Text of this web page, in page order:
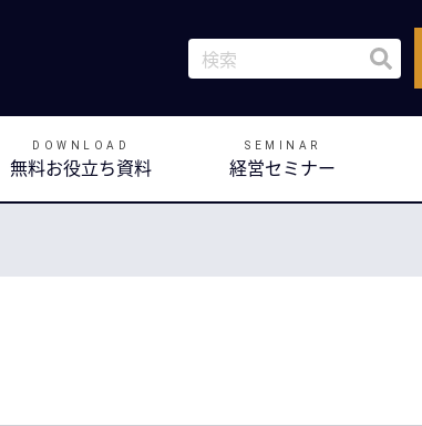
これは、自動候補機能付
検索フィールドが空なので
DOWNLOAD
無料お役立ち資料
SEMINAR
経営セミナー